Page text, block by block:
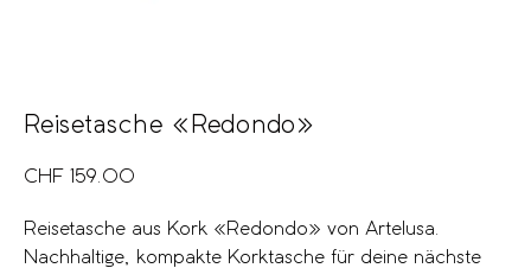
Reisetasche «Redondo»
CHF 159.00
Reisetasche aus Kork «Redondo» von Artelusa.
Nachhaltige, kompakte Korktasche für deine nächste